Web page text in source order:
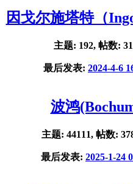
因戈尔施塔特（
主题: 192, 帖数:
最后发表: 2024-4-6
波鸿
主题: 44111, 帖数:
最后发表: 2025-1-24